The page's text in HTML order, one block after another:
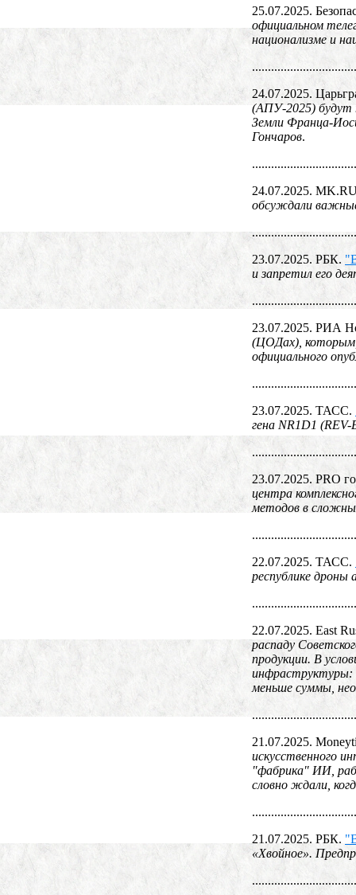
25.07.2025.
официальном
национализме и
24.07.2025.
(АПУ-2025) будут
Земли Франца-
Гончаров.
24.07.2025.
обсуждали
23.07.2025. РБК.
и запретил его
23.07.2025. РИА
(ЦОДах), которым,
официального
23.07.2025. ТАСС.
гена NR1D1 (REV-
23.07.2025. PRO
центра
методов в
22.07.2025. ТАСС.
республике дроны
22.07.2025. East
распаду
продукции. В
инфраструктуры:
меньше суммы,
21.07.2025.
искусственного
"фабрика" ИИ,
словно ждали,
21.07.2025. РБК.
«Хвойное».